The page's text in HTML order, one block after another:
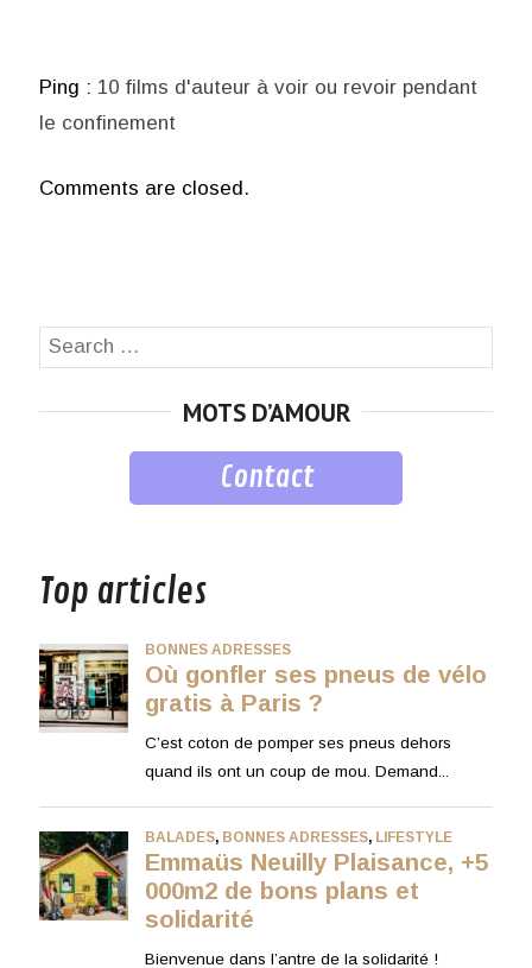
Ping : 10 films d'auteur à voir ou revoir pendant
le confinement
Comments are closed.
Search
MOTS D’AMOUR
Contact
Top articles